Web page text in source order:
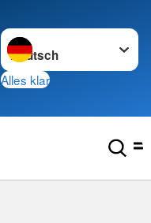
Sprache wechseln zu
Alles klar